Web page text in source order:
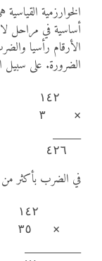
الخوارزمية
أساسية في مراحل
الأرقام رأسيا
الضرورة. على سبيل
في الضرب بأكثر من رقم: